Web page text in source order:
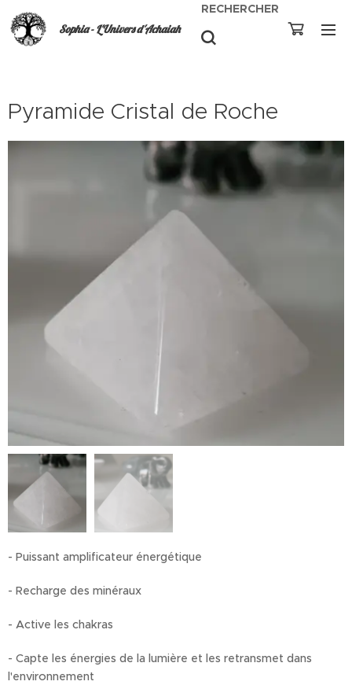
Sophia - L'Univers d'Achaiah
RECHERCHER
Pyramide Cristal de Roche
- Puissant amplificateur énergétique
- Recharge des minéraux
- Active les chakras
- Capte les énergies de la lumière et les retransmet dans
l'environnement